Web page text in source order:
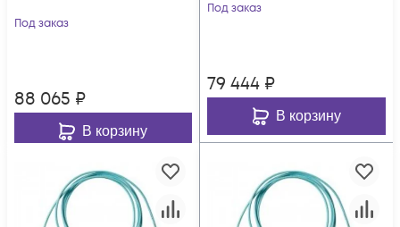
Под заказ
88 065 ₽
В корзину
Под заказ
79 444 ₽
В корзину